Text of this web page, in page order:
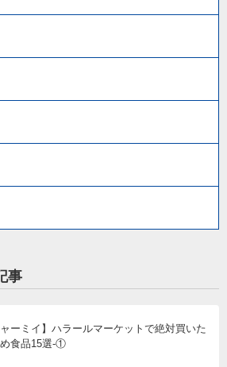
事
ャーミイ】ハラールマーケットで絶対買いた
食品15選-①